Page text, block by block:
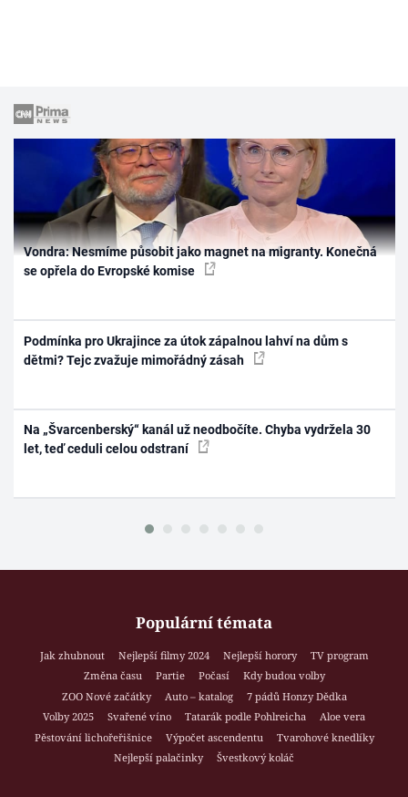
Vondra: Nesmíme působit jako magnet na migranty. Konečná
se opřela do Evropské komise
Podmínka pro Ukrajince za útok zápalnou lahví na dům s
dětmi? Tejc zvažuje mimořádný zásah
Na „Švarcenberský“ kanál už neodbočíte. Chyba vydržela 30
let, teď ceduli celou odstraní
Populární témata
Jak zhubnout Nejlepší filmy 2024 Nejlepší horory
TV program
Změna času
Partie Počasí
Kdy budou volby
ZOO Nové začátky
Auto – katalog
7 pádů Honzy Dědka
Volby 2025
Svařené víno Tatarák podle Pohlreicha
Aloe vera
Pěstování lichořeřišnice
Výpočet ascendentu
Tvarohové knedlíky
Nejlepší palačinky
Švestkový koláč